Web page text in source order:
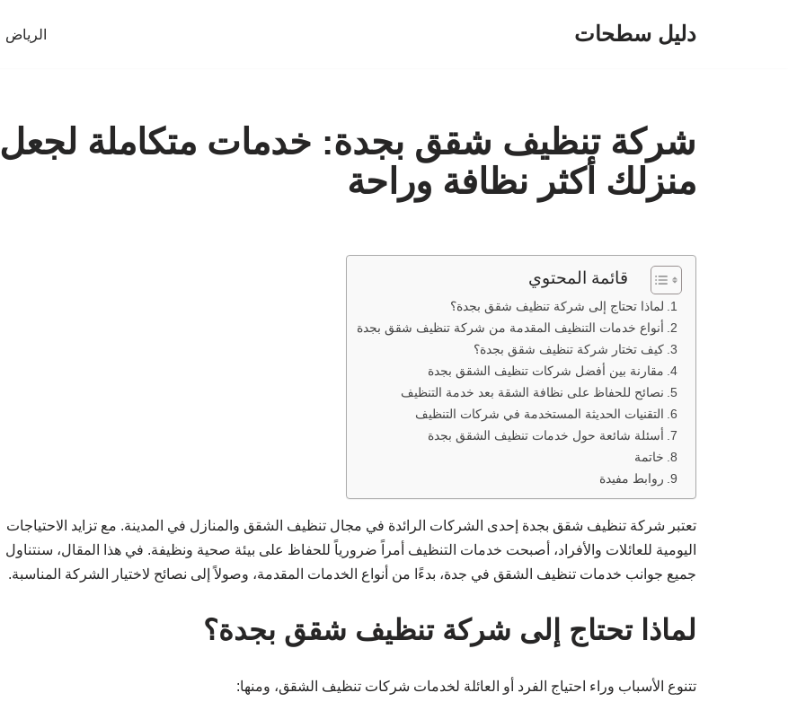
دليل سطحات الرياض
شركة تنظيف شقق بجدة: خدمات متكاملة لجعل
منزلك أكثر نظافة وراحة
قائمة المحتوي
لماذا تحتاج إلى شركة تنظيف شقق بجدة؟
أنواع خدمات التنظيف المقدمة من شركة تنظيف شقق بجدة
كيف تختار شركة تنظيف شقق بجدة؟
مقارنة بين أفضل شركات تنظيف الشقق بجدة
نصائح للحفاظ على نظافة الشقة بعد خدمة التنظيف
التقنيات الحديثة المستخدمة في شركات التنظيف
أسئلة شائعة حول خدمات تنظيف الشقق بجدة
خاتمة
روابط مفيدة
تعتبر شركة تنظيف شقق بجدة إحدى الشركات الرائدة في مجال تنظيف الشقق والمنازل في المدينة. مع تزايد الاحتياجات
اليومية للعائلات والأفراد، أصبحت خدمات التنظيف أمراً ضرورياً للحفاظ على بيئة صحية ونظيفة. في هذا المقال، سنتناول
جميع جوانب خدمات تنظيف الشقق في جدة، بدءًا من أنواع الخدمات المقدمة، وصولاً إلى نصائح لاختيار الشركة المناسبة.
لماذا تحتاج إلى شركة تنظيف شقق بجدة؟
تتنوع الأسباب وراء احتياج الفرد أو العائلة لخدمات شركات تنظيف الشقق، ومنها: